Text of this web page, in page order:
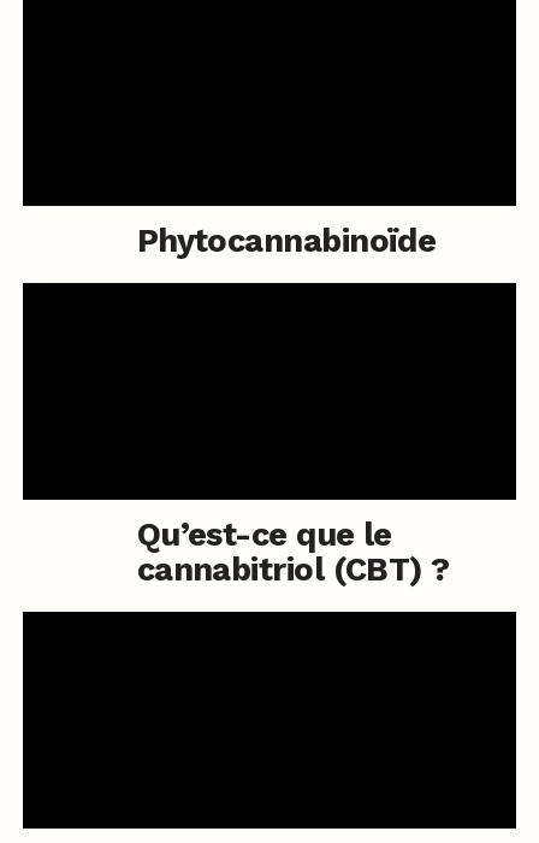
Phytocannabinoïde
Qu’est-ce que le
cannabitriol (CBT) ?